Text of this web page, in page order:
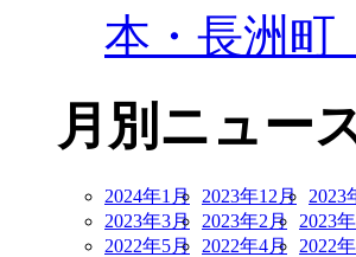
本・長洲町
月別ニュー
2024年1月 2023年12月 2023
2023年3月
2023年2月 2023
2022年5月
2022年4月 2022